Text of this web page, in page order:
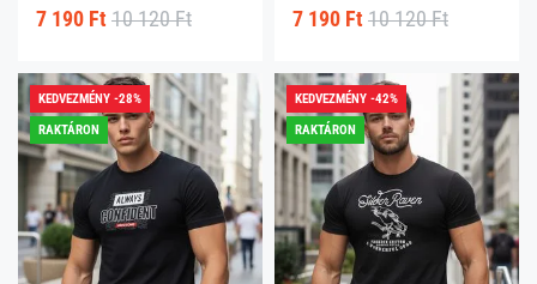
7 190 Ft 10 120 Ft 7 190 Ft 10 120 Ft
KEDVEZMÉNY -28%
RAKTÁRON
KEDVEZMÉNY -42%
RAKTÁRON